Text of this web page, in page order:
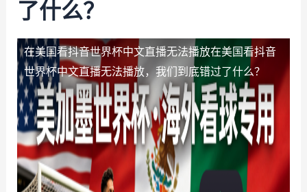
了什么？
在美国看抖音世界杯中文直播无法播放在美国看抖音
世界杯中文直播无法播放，我们到底错过了什么？